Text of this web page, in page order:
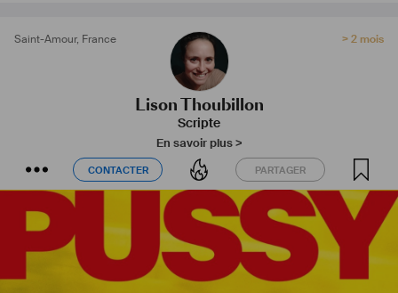
Saint-Amour, France > 2 mois
Lison Thoubillon
Scripte
En savoir plus >
CONTACTER PARTAGER
CONTACTER PARTAGER